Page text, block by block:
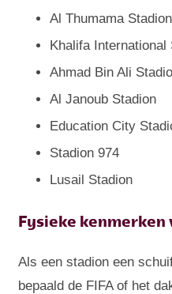
Al Thumama Stadion
Khalifa International
Ahmad Bin Ali
Al Janoub Stadion
Education City
Stadion 974
Lusail Stadion
Fysieke kenmerken
Als een stadion een
bepaald de FIFA of het